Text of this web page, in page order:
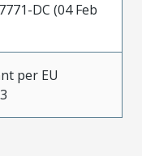
DC (04 Feb
per EU